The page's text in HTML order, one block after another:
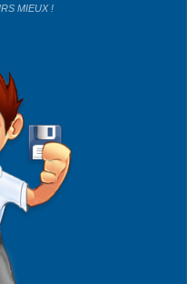
MIEUX !